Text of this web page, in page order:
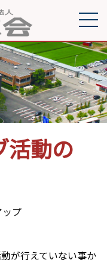
活動の
ップ
が行えていない事か